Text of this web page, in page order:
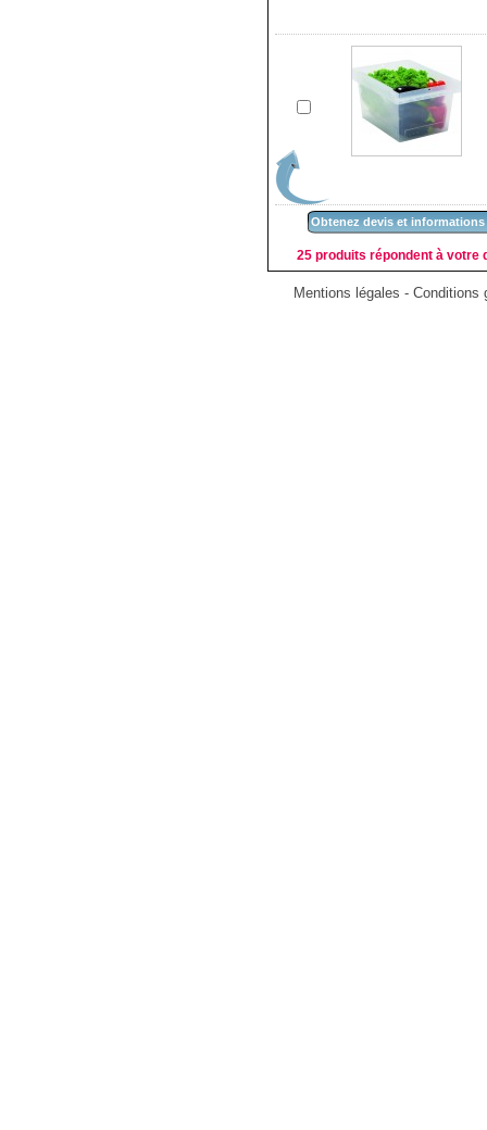
Obtenez devis et informations
25 produits répondent à votre
Mentions légales - Conditions